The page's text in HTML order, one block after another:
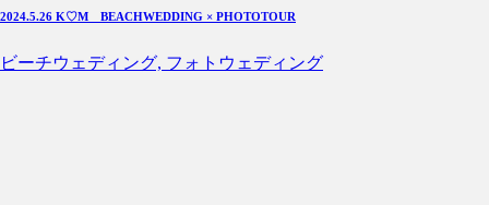
2024.5.26 K♡M BEACHWEDDING × PHOTOTOUR
ビーチウェディング, フォトウェディング